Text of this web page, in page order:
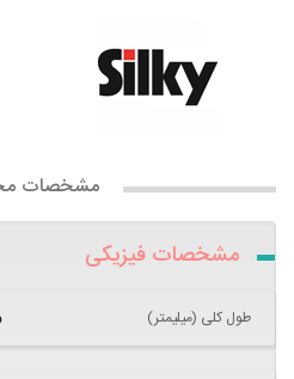
مشخصات
مشخصات فیزیکی
طول کلی (میلیمتر)